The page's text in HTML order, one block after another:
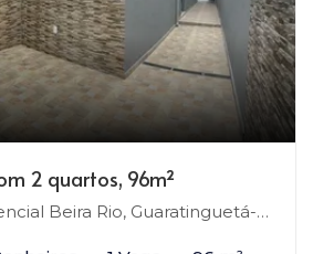
2 quartos, 96m²
Beira Rio, Guaratinguetá-SP